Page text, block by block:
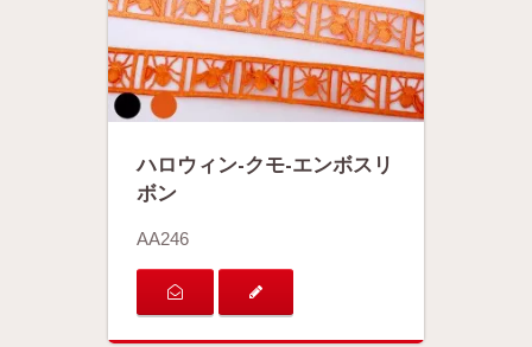
ハロウィン-クモ-エンボスリ
ボン
AA246